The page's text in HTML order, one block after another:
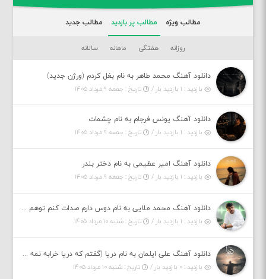
مطالب ویژه مطالب پر بازدید مطالب جدید
روزانه هفتگی ماهانه سالانه
دانلود آهنگ محمد طاهر به نام بغل کردم (ورژن جدید)
بازدید : ۱ بازدید بار /
تاریخ : جمعه ۹ مرداد ۱۴۰۵
دانلود آهنگ یونس فرجام به نام چشمات
بازدید : ۱ بازدید بار /
تاریخ : جمعه ۹ مرداد ۱۴۰۵
دانلود آهنگ امیر عظیمی به نام دختر بندر
بازدید : ۱ بازدید بار /
تاریخ : جمعه ۹ مرداد ۱۴۰۵
دانلود آهنگ محمد ملایی به نام دوس دارم صدات کنم توهم بگی جونم نیمه پنهونم
بازدید : ۱ بازدید بار /
تاریخ : شنبه ۱۰ مرداد ۱۴۰۵
دانلود آهنگ علی ایلمان به نام دریا (گفتم که دریا خرابه نمه بارونه لب شط و نبین)
بازدید : ۰ بازدید بار /
تاریخ : شنبه ۱۰ مرداد ۱۴۰۵